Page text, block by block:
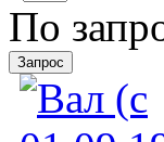
По